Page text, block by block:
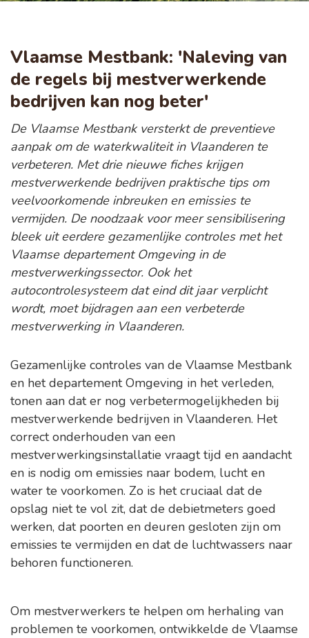
Vlaamse Mestbank: 'Naleving van
de regels bij mestverwerkende
bedrijven kan nog beter'
De Vlaamse Mestbank versterkt de preventieve
aanpak om de waterkwaliteit in Vlaanderen te
verbeteren. Met drie nieuwe fiches krijgen
mestverwerkende bedrijven praktische tips om
veelvoorkomende inbreuken en emissies te
vermijden. De noodzaak voor meer sensibilisering
bleek uit eerdere gezamenlijke controles met het
Vlaamse departement Omgeving in de
mestverwerkingssector. Ook het
autocontrolesysteem dat eind dit jaar verplicht
wordt, moet bijdragen aan een verbeterde
mestverwerking in Vlaanderen.
Gezamenlijke controles van de Vlaamse Mestbank
en het departement Omgeving in het verleden,
tonen aan dat er nog verbetermogelijkheden bij
mestverwerkende bedrijven in Vlaanderen. Het
correct onderhouden van een
mestverwerkingsinstallatie vraagt tijd en aandacht
en is nodig om emissies naar bodem, lucht en
water te voorkomen. Zo is het cruciaal dat de
opslag niet te vol zit, dat de debietmeters goed
werken, dat poorten en deuren gesloten zijn om
emissies te vermijden en dat de luchtwassers naar
behoren functioneren.
Om mestverwerkers te helpen om herhaling van
problemen te voorkomen, ontwikkelde de Vlaamse